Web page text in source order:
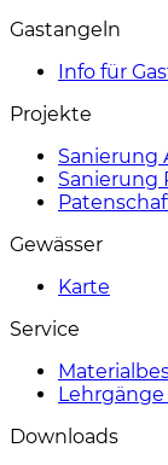
Gastangeln
Info für
Projekte
Sanierung
Sanierung
Gewässer
Karte
Service
Downloads